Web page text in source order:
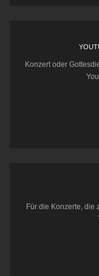
Konzert oder
Für die Konzerte, die